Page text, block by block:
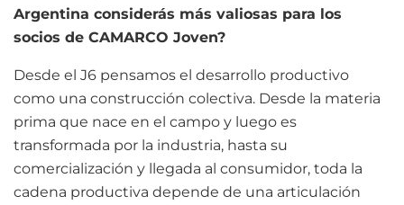
Argentina considerás más valiosas para los
socios de CAMARCO Joven?
Desde el J6 pensamos el desarrollo productivo
como una construcción colectiva. Desde la materia
prima que nace en el campo y luego es
transformada por la industria, hasta su
comercialización y llegada al consumidor, toda la
cadena productiva depende de una articulación